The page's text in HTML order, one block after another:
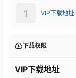
VIP下载地址
1
下载权限
VIP下载地址